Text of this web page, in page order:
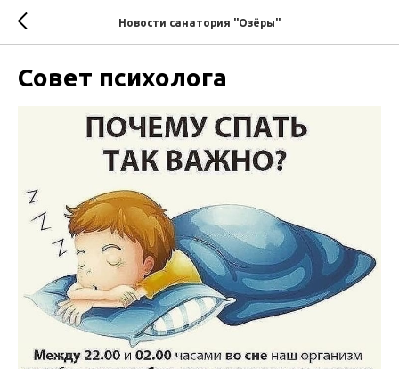
Новости санатория "Озёры"
Совет психолога